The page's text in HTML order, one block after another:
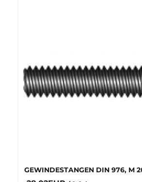
GEWINDESTANGEN DIN 976, M